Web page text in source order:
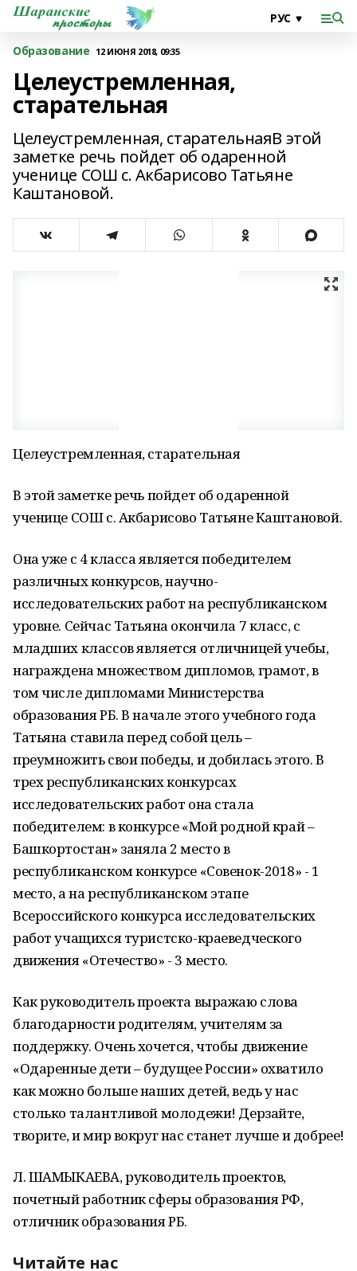
Образование 12 ИЮНЯ 2018, 09:35
Целеустремленная,
старательная
Целеустремленная, старательнаяВ этой
заметке речь пойдет об одаренной
ученице СОШ с. Акбарисово Татьяне
Каштановой.
Целеустремленная, старательная
В этой заметке речь пойдет об одаренной
ученице СОШ с. Акбарисово Татьяне Каштановой.
Она уже с 4 класса является победителем
различных конкурсов, научно-
исследовательских работ на республиканском
уровне. Сейчас Татьяна окончила 7 класс, с
младших классов является отличницей учебы,
награждена множеством дипломов, грамот, в
том числе дипломами Министерства
образования РБ. В начале этого учебного года
Татьяна ставила перед собой цель –
преумножить свои победы, и добилась этого. В
трех республиканских конкурсах
исследовательских работ она стала
победителем: в конкурсе «Мой родной край –
Башкортостан» заняла 2 место в
республиканском конкурсе «Совенок-2018» - 1
место, а на республиканском этапе
Всероссийского конкурса исследовательских
работ учащихся туристско-краеведческого
движения «Отечество» - 3 место.
Как руководитель проекта выражаю слова
благодарности родителям, учителям за
поддержку. Очень хочется, чтобы движение
«Одаренные дети – будущее России» охватило
как можно больше наших детей, ведь у нас
столько талантливой молодежи! Дерзайте,
творите, и мир вокруг нас станет лучше и добрее!
Л. ШАМЫКАЕВА, руководитель проектов,
почетный работник сферы образования РФ,
отличник образования РБ.
Читайте нас